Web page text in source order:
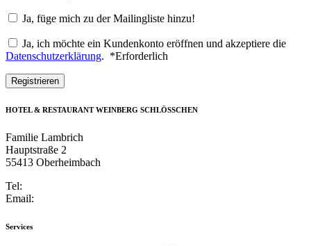
Ja, füge mich zu der Mailingliste hinzu!
Ja, ich möchte ein Kundenkonto eröffnen und akzeptiere die
Datenschutzerklärung. *Erforderlich
Registrieren
HOTEL & RESTAURANT WEINBERG SCHLÖSSCHEN
Familie Lambrich
Hauptstraße 2
55413 Oberheimbach
Tel:
Email:
Services